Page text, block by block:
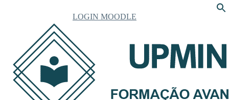
LOGIN MOODLE